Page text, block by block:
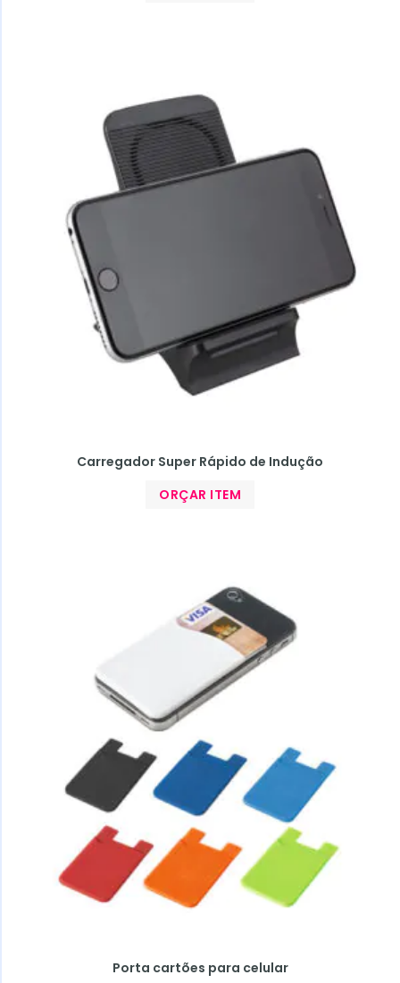
Carregador Super Rápido de Indução
ORÇAR ITEM
Porta cartões para celular